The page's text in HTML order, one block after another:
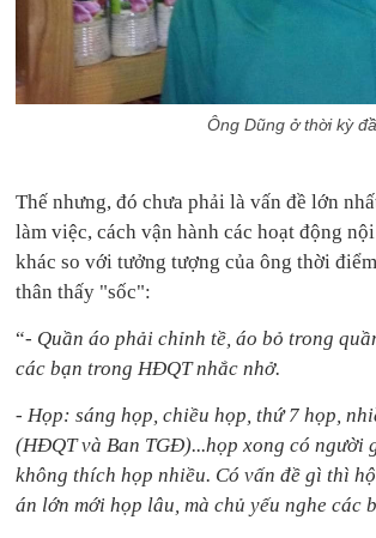
Ông Dũng ở thời kỳ
Thế nhưng, đó chưa phải là vấn đề lớn
làm việc, cách vận hành các hoạt động
khác so với tưởng tượng của ông thời
thân thấy "sốc":
“- Quần áo phải chỉnh tề, áo bỏ trong
các bạn trong HĐQT nhắc nhở.
- Họp: sáng họp, chiều họp, thứ 7 họp,
(HĐQT và Ban TGĐ)...họp xong có
không thích họp nhiều. Có vấn đề gì thì
án lớn mới họp lâu, mà chủ yếu nghe các